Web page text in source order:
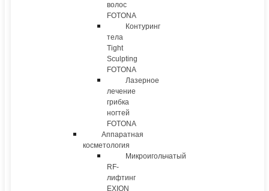
волос
FOTONA
Контуринг
тела
Tight
Sculpting
FOTONA
Лазерное
лечение
грибка
ногтей
FOTONA
Аппаратная
косметология
Микроигольчатый
RF-
лифтинг
EXION